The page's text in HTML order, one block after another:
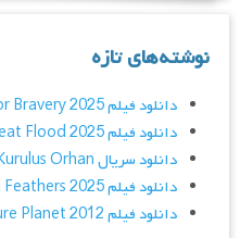
نوشته‌های تازه
دانلود فیلم A Time for Bravery 2025
دانلود فیلم The Great Flood 2025
دانلود سریال Kurulus Orhan
دانلود فیلم The Thing with Feathers 2025
دانلود فیلم Adventure Planet 2012